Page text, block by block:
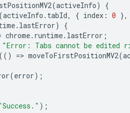
(activeInfo)
{
(activeInfo . tabId, { index : 0 },
. lastError)
{
chrome. runtime. lastError ;
"Error: Tabs cannot be edited
(() => moveToFirstPositionMV2(
(error);
);